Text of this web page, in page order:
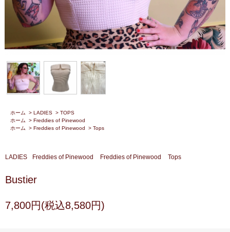
ホーム > LADIES > TOPS
ホーム
> Freddies of Pinewood
ホーム
> Freddies of Pinewood > Tops
LADIES Freddies of Pinewood Freddies of Pinewood Tops
Bustier
7,800円(税込8,580円)